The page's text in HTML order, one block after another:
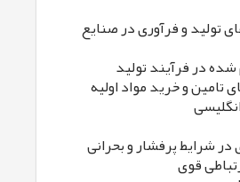
تولید و فرآوری در صنایع
شده در فرآیند تولید
تامین و خرید مواد اولیه
در شرایط پرفشار و بحرانی
قوی